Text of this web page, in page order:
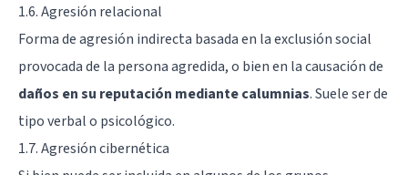
1.6. Agresión relacional
Forma de agresión indirecta basada en la exclusión social
provocada de la persona agredida, o bien en la causación de
daños en su reputación mediante calumnias. Suele ser de
tipo verbal o psicológico.
1.7. Agresión cibernética